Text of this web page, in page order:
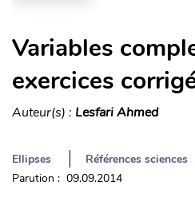
Variables
exercices
Auteur(s) : Lesfari Ahmed
Ellipses
Références sciences
Parution : 09.09.2014